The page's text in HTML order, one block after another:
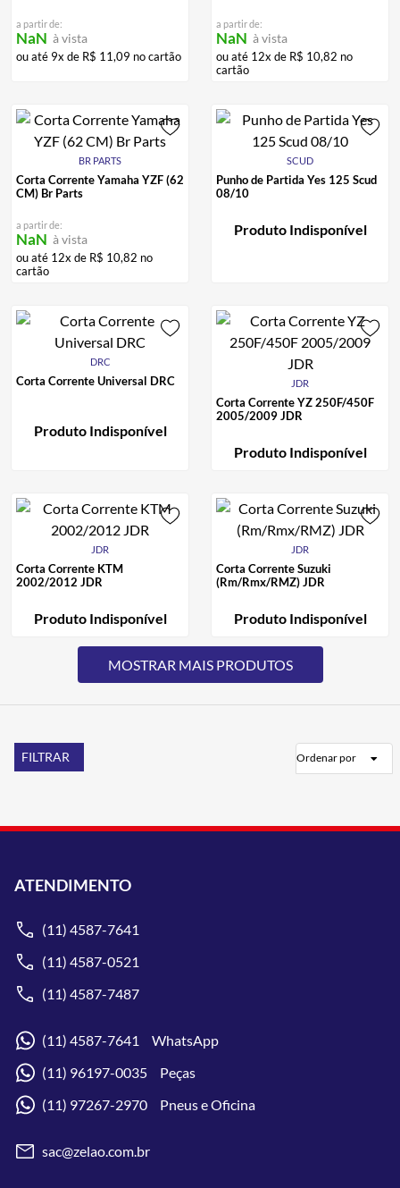
a partir de:
NaN à vista
ou até 9x de R$ 11,09 no cartão
a partir de:
NaN à vista
ou até 12x de R$ 10,82 no
cartão
BR PARTS
Corta Corrente Yamaha YZF (62
CM) Br Parts
a partir de:
NaN à vista
ou até 12x de R$ 10,82 no
cartão
SCUD
Punho de Partida Yes 125 Scud
08/10
Produto Indisponível
DRC
Corta Corrente Universal DRC
Produto Indisponível
JDR
Corta Corrente YZ 250F/450F
2005/2009 JDR
Produto Indisponível
JDR
Corta Corrente KTM
2002/2012 JDR
Produto Indisponível
JDR
Corta Corrente Suzuki
(Rm/Rmx/RMZ) JDR
Produto Indisponível
FILTRAR Ordenar por
ATENDIMENTO
(11) 4587-7641
(11) 4587-0521
(11) 4587-7487
(11) 4587-7641 WhatsApp
(11) 96197-0035 Peças
(11) 97267-2970 Pneus e Oficina
sac@zelao.com.br